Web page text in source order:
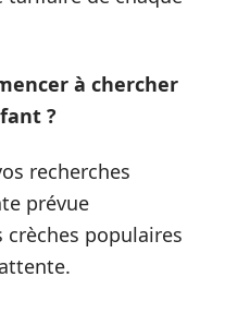
à chercher
?
recherches
prévue
crèches populaires